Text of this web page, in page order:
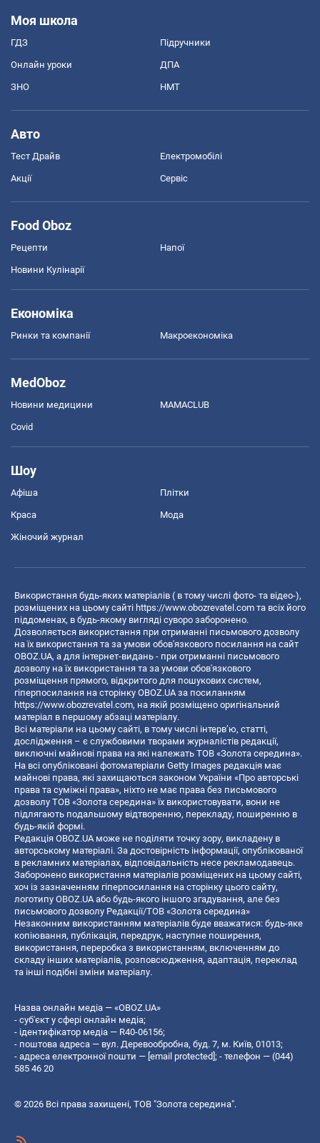
Моя школа
ГДЗ Підручники
Онлайн уроки ДПА
ЗНО НМТ
Авто
Тест Драйв Електромобілі
Акції Сервіс
Food Oboz
Рецепти Напої
Новини Кулінарії
Економіка
Ринки та компанії Макроекономіка
MedOboz
Новини медицини MAMACLUB
Covid
Шоу
Афіша Плітки
Краса Мода
Жіночий журнал
Використання будь-яких матеріалів ( в тому числі фото- та відео-),
розміщених на цьому сайті https://www.obozrevatel.com та всіх його
піддоменах, в будь-якому вигляді суворо заборонено.
Дозволяється використання при отриманні письмового дозволу
на їх використання та за умови обов'язкового посилання на сайт
OBOZ.UA, а для інтернет-видань - при отриманні письмового
дозволу на їх використання та за умови обов'язкового
розміщення прямого, відкритого для пошукових систем,
гіперпосилання на сторінку OBOZ.UA за посиланням
https://www.obozrevatel.com, на якій розміщено оригінальний
матеріал в першому абзаці матеріалу.
Всі матеріали на цьому сайті, в тому числі інтерв’ю, статті,
дослідження – є службовими творами журналістів редакції,
виключні майнові права на які належать ТОВ «Золота середина».
На всі опубліковані фотоматеріали Getty Images редакція має
майнові права, які захищаються законом України «Про авторські
права та суміжні права», ніхто не має права без письмового
дозволу ТОВ «Золота середина» їх використовувати, вони не
підлягають подальшому відтворенню, перекладу, поширенню в
будь-якій формі.
Редакція OBOZ.UA може не поділяти точку зору, викладену в
авторському матеріалі. За достовірність інформації, опублікованої
в рекламних матеріалах, відповідальність несе рекламодавець.
Заборонено використання матеріалів розміщених на цьому сайті,
хоч із зазначенням гіперпосилання на сторінку цього сайту,
логотипу OBOZ.UA або будь-якого іншого згадування, але без
письмового дозволу Редакції/ТОВ «Золота середина»
Незаконним використанням матеріалів буде вважатися: будь-яке
копiювання, публiкацiя, передрук, наступне поширення,
використання, переробка з використанням, включенням до
складу інших матеріалів, розповсюдження, адаптація, переклад
та інші подібні зміни матеріалу.
Назва онлайн медіа — «OBOZ.UA»
- суб'єкт у сфері онлайн медіа;
- ідентифікатор медіа — R40-06156;
- поштова адреса — вул. Деревообробна, буд. 7, м. Київ, 01013;
- адреса електронної пошти — [email protected] ; - телефон — (044)
585 46 20
© 2026 Всі права захищені, ТОВ "Золота середина".